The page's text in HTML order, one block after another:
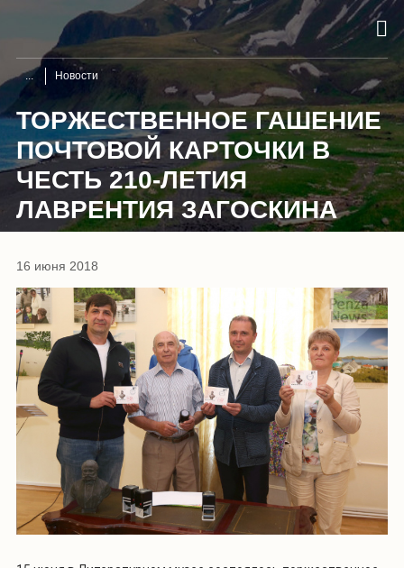
Новости
ТОРЖЕСТВЕННОЕ ГАШЕНИЕ
ПОЧТОВОЙ КАРТОЧКИ В
ЧЕСТЬ 210-ЛЕТИЯ
ЛАВРЕНТИЯ ЗАГОСКИНА
16 июня 2018